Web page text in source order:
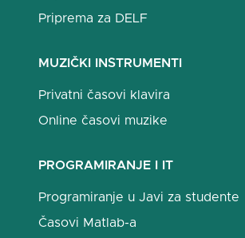
Priprema za DELF
MUZIČKI INSTRUMENTI
Privatni časovi klavira
Online časovi muzike
PROGRAMIRANJE I IT
Programiranje u Javi za studente
Časovi Matlab-a